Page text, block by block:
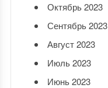
Октябрь 2023
Сентябрь 2023
Август 2023
Июль 2023
Июнь 2023